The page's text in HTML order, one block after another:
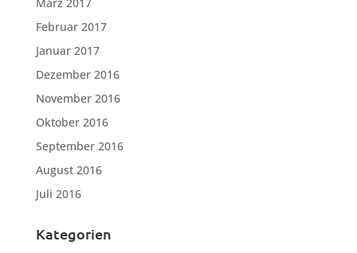
Februar 2017
Januar 2017
Dezember 2016
November 2016
Oktober 2016
September 2016
August 2016
Juli 2016
Kategorien